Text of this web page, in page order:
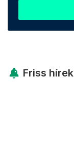
Friss hírek